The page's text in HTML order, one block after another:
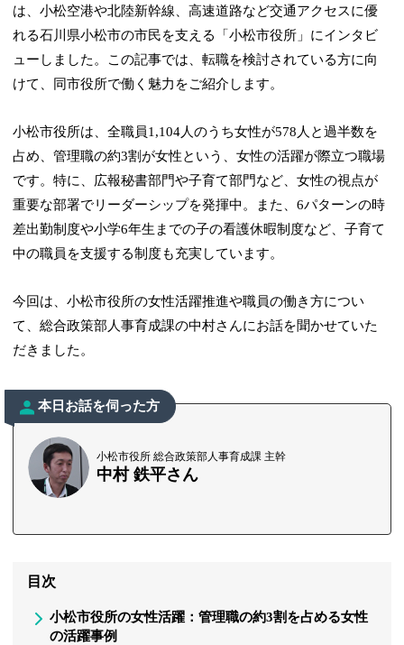
は、小松空港や北陸新幹線、高速道路など交通アクセスに優
れる石川県小松市の市民を支える「小松市役所」にインタビ
ューしました。この記事では、転職を検討されている方に向
けて、同市役所で働く魅力をご紹介します。
小松市役所は、全職員1,104人のうち女性が578人と過半数を
占め、管理職の約3割が女性という、女性の活躍が際立つ職場
です。特に、広報秘書部門や子育て部門など、女性の視点が
重要な部署でリーダーシップを発揮中。また、6パターンの時
差出勤制度や小学6年生までの子の看護休暇制度など、子育て
中の職員を支援する制度も充実しています。
今回は、小松市役所の女性活躍推進や職員の働き方につい
て、総合政策部人事育成課の中村さんにお話を聞かせていた
だきました。
本日お話を伺った方
小松市役所 総合政策部人事育成課 主幹
中村 鉄平さん
目次
小松市役所の女性活躍：管理職の約3割を占める女性
の活躍事例